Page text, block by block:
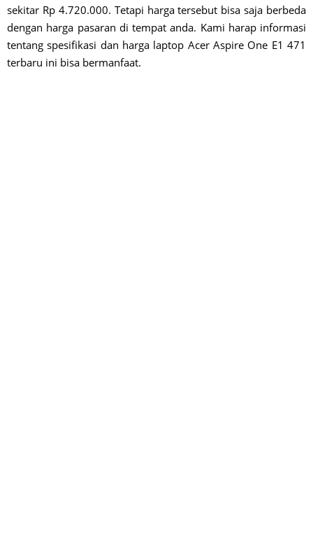
sekitar Rp 4.720.000. Tetapi harga tersebut bisa saja berbeda
dengan harga pasaran di tempat anda. Kami harap informasi
tentang spesifikasi dan harga laptop Acer Aspire One E1 471
terbaru ini bisa bermanfaat.